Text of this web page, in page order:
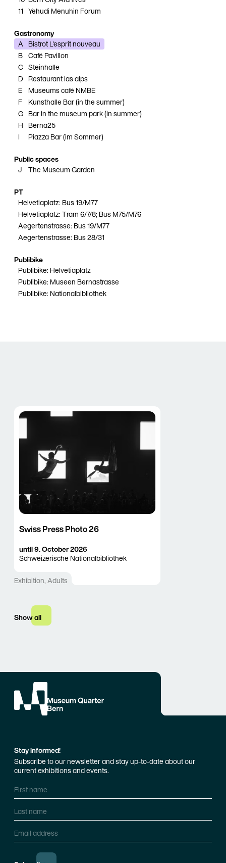
11 Yehudi Menuhin Forum
Gastronomy
A Bistrot L'esprit nouveau
B Café Pavillon
C Steinhalle
D Restaurant las alps
E
Museums café NMBE
F
Kunsthalle Bar (in the summer)
G Bar in the museum park (in summer)
H Berna25
I
Piazza Bar (im Sommer)
Public spaces
J
The Museum Garden
PT
Helvetiaplatz: Bus 19/M77
Helvetiaplatz: Tram 6/7/8; Bus M75/M76
Aegertenstrasse: Bus 19/M77
Aegertenstrasse: Bus 28/31
Publibike
Publibike: Helvetiaplatz
Publibike: Museen Bernastrasse
Publibike: Nationalbibliothek
Swiss Press Photo 26
16. July 2026
until9. October 2026
Schweizerische Nationalbibliothek
Exhibition,Adults
Show all
Stay informed!
Subscribe to our newsletter and stay up-to-date about our
current exhibitions and events.
First name
Last name
Email address